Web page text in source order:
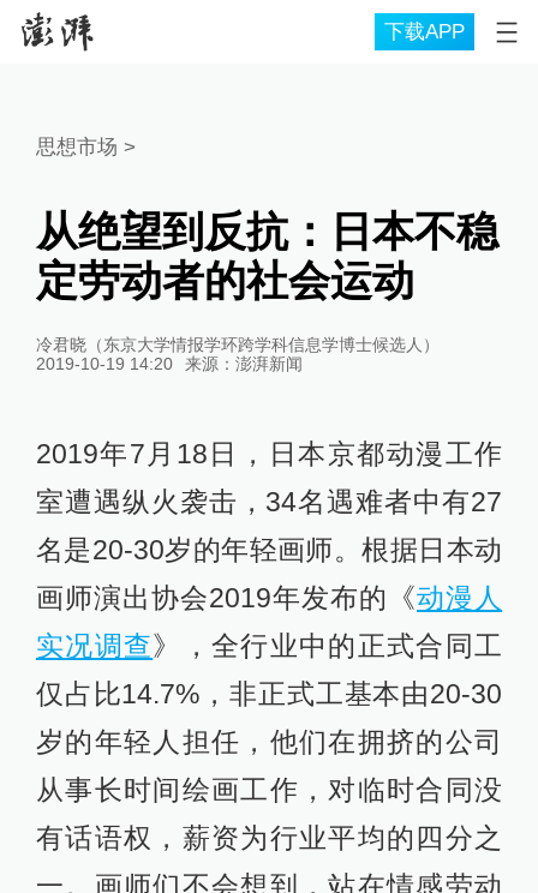
下载APP
思想市场 >
从绝望到反抗：日本不稳
定劳动者的社会运动
冷君晓（东京大学情报学环跨学科信息学博士候选人）
2019-10-19 14:20
来源： 澎湃新闻
2019年7月18日，日本京都动漫工作
室遭遇纵火袭击，34名遇难者中有27
名是20-30岁的年轻画师。根据日本动
画师演出协会2019年发布的《动漫人
实况调查》，全行业中的正式合同工
仅占比14.7%，非正式工基本由20-30
岁的年轻人担任，他们在拥挤的公司
从事长时间绘画工作，对临时合同没
有话语权，薪资为行业平均的四分之
一。画师们不会想到，站在情感劳动